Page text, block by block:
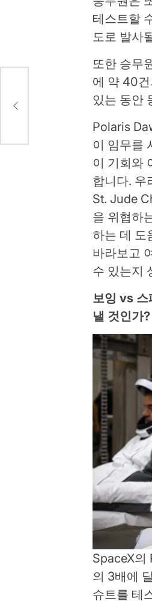
테스트할
도로 발사
또한 승무
에 약 40
있는 동안
Polaris
이 임무를
이 기회와
합니다. 우
St. Jude
을 위협하
하는 데 도
바라보고
수 있는지
보잉 vs 스
낼 것인가?
SpaceX의
의 3배에
슈트를 테